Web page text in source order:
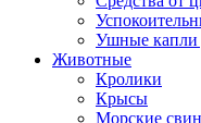
Ушные капли
Животные
Кролики
Крысы
Морские